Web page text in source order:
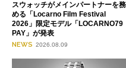
スウォッチがメインパートナーを務
める「Locarno Film Festival
2026」限定モデル「LOCARNO79
PAY」が発表
NEWS 2026.08.09